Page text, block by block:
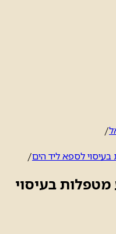
/
לספא ליד הים/
בעיסוי